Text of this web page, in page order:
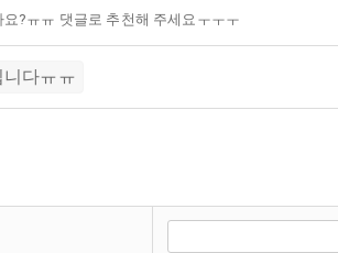
?ㅠㅠ 댓글로 추천해 주세요ㅜㅜㅜ
다ㅠㅠ